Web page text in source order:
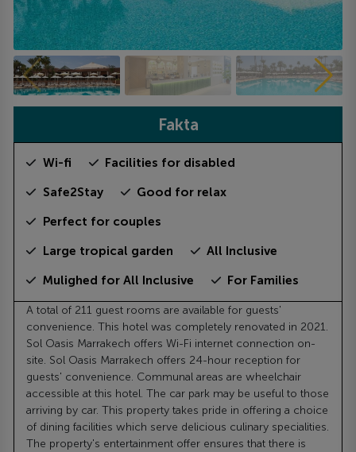
Fakta
Wi-fi Facilities for disabled
Safe2Stay Good for relax
Perfect for couples
Large tropical garden All Inclusive
Mulighed for All Inclusive For Families
A total of 211 guest rooms are available for guests'
convenience. This hotel was completely renovated in 2021.
Sol Oasis Marrakech offers Wi-Fi internet connection on-
site. Sol Oasis Marrakech offers 24-hour reception for
guests' convenience. Communal areas are wheelchair
accessible at this hotel. The car park may be useful to those
arriving by car. This property takes pride in offering a choice
of dining facilities which serve delicious culinary specialities.
The property's entertainment offer ensures that there is